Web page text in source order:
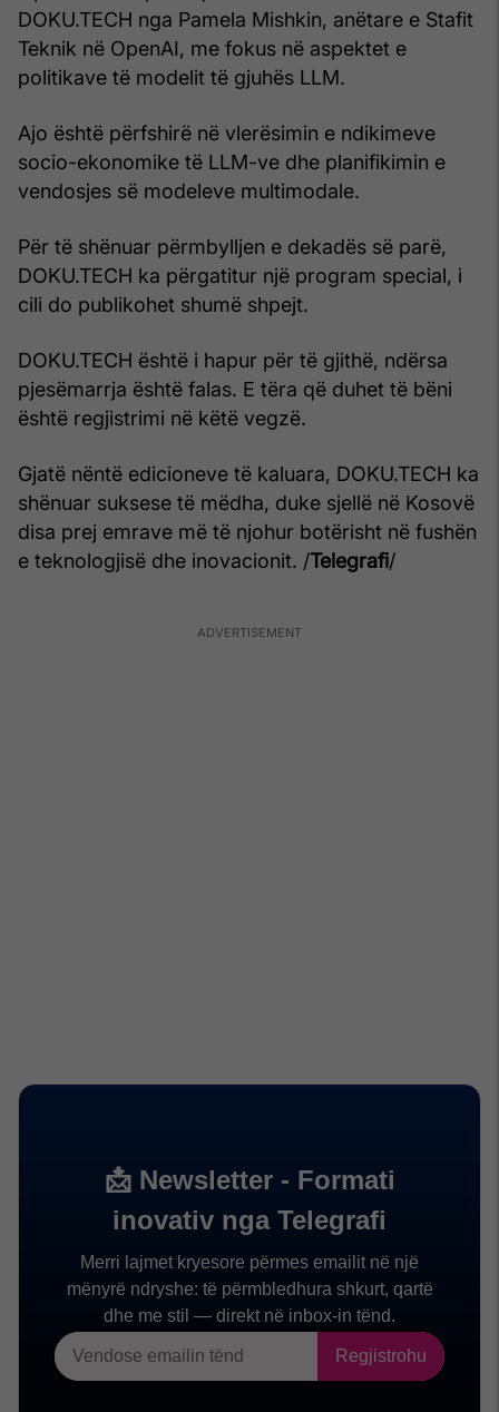
DOKU.TECH nga Pamela Mishkin, anëtare e Stafit
Teknik në OpenAI, me fokus në aspektet e
politikave të modelit të gjuhës LLM.
Ajo është përfshirë në vlerësimin e ndikimeve
socio-ekonomike të LLM-ve dhe planifikimin e
vendosjes së modeleve multimodale.
Për të shënuar përmbylljen e dekadës së parë,
DOKU.TECH ka përgatitur një program special, i
cili do publikohet shumë shpejt.
DOKU.TECH është i hapur për të gjithë, ndërsa
pjesëmarrja është falas. E tëra që duhet të bëni
është regjistrimi në këtë vegzë.
Gjatë nëntë edicioneve të kaluara, DOKU.TECH ka
shënuar suksese të mëdha, duke sjellë në Kosovë
disa prej emrave më të njohur botërisht në fushën
e teknologjisë dhe inovacionit. /Telegrafi/